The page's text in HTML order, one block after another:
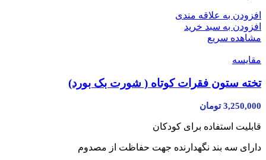
افزودن به علاقه مندی
افزودن به سبد خرید
مشاهده سریع
مقایسه
تخته ستون فقرات کوتاه ( شورت بک بورد)
3,250,000 تومان
قابلیت استفاده برای کودکان
دارای سه بند نگهدارنده جهت حفاظت از مصدوم